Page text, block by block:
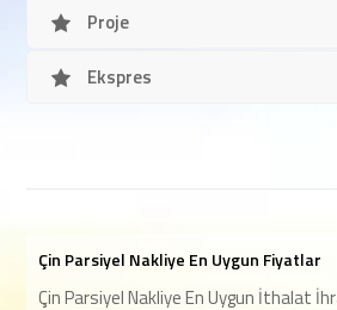
Proje
Ekspres
Çin Parsiyel Nakliye En Uygun Fiyatlar
Çin Parsiyel Nakliye En Uygun İthalat